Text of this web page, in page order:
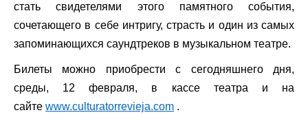
стать свидетелями этого памятного события,
сочетающего в себе интригу, страсть и один из самых
запоминающихся саундтреков в музыкальном театре.
Билеты можно приобрести с сегодняшнего дня,
среды, 12 февраля, в кассе театра и на
сайте www.culturatorrevieja.com .